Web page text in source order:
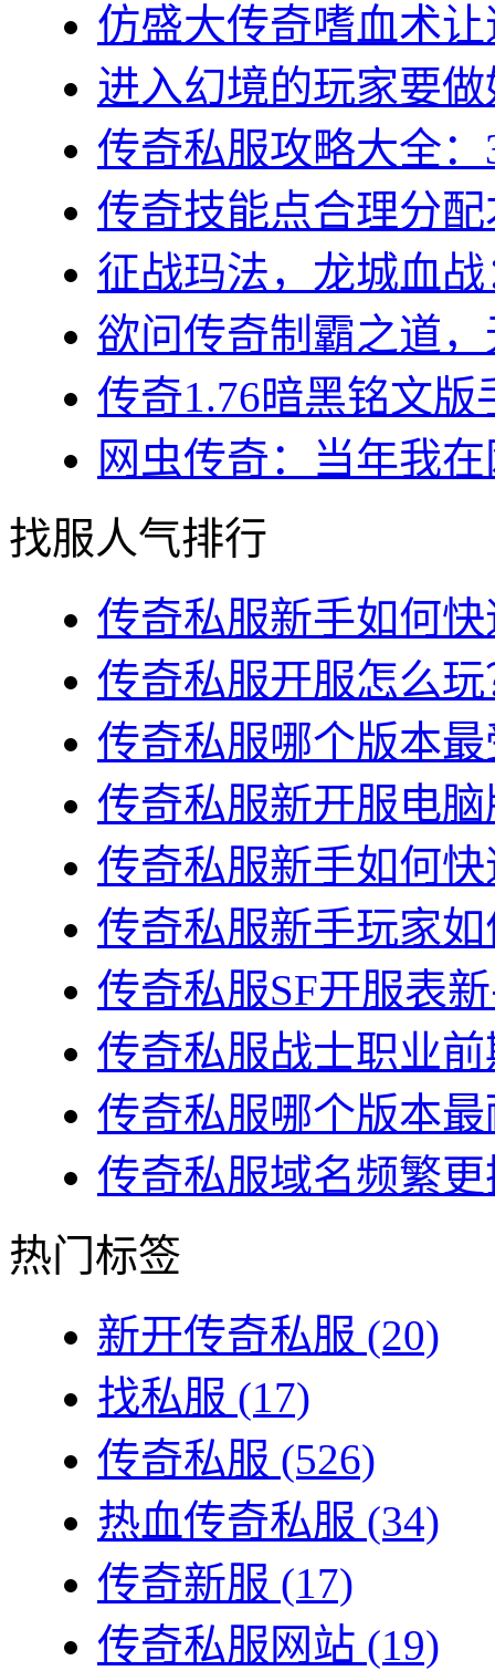
仿盛大传奇嗜血术
进入幻境的玩家要
传奇私服攻略大全
传奇技能点合理分
征战玛法，龙城血
欲问传奇制霸之道
传奇1.76暗黑铭文
网虫传奇：当年我
找服人气排行
传奇私服新手如何
传奇私服开服怎么
传奇私服哪个版本
传奇私服新开服电
传奇私服新手如何
传奇私服新手玩家
传奇私服SF开服表
传奇私服战士职业
传奇私服哪个版本
传奇私服域名频繁
热门标签
新开传奇私服 (20)
找私服 (17)
传奇私服 (526)
热血传奇私服 (34)
传奇新服 (17)
传奇私服网站 (19)